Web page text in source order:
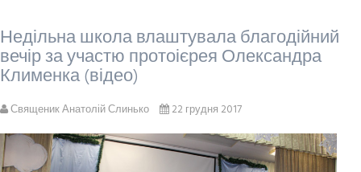
Недільна школа влаштувала благодійний
вечір за участю протоієрея Олександра
Клименка (відео)
Священик Анатолій Слинько 22 грудня 2017